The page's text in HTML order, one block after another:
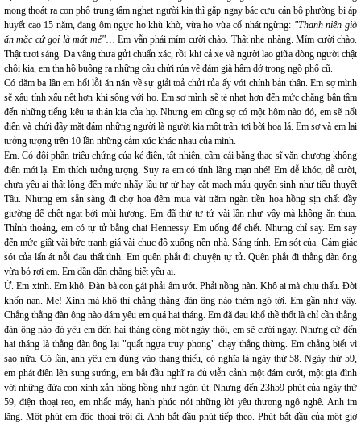
mong thoát ra con phố trung tâm nghẹt người kia thì gặp ngay bác cựu cán bộ phường bị áp
huyết cao 15 năm, đang ôm ngực ho khù khờ, vừa ho vừa cố nhát ngừng: "Thanh niên giờ
ăn mặc cứ gọi là mát mẻ"… Em vẫn phải mỉm cười chào. Thật nhẹ nhàng. Mỉm cười chào.
Thật tươi sáng. Dạ vâng thưa gửi chuẩn xác, rồi khi cả xe và người lao giữa dòng người chật
chội kia, em tha hồ buông ra những câu chửi rủa về đám già hâm dở trong ngõ phố cũ.
Có dăm ba lần em hối lỗi ăn năn về sự giải toả chửi rủa ấy với chính bản thân. Em sợ mình
sẽ xấu tính xấu nết hơn khi sống với họ. Em sợ mình sẽ tẻ nhạt hơn đến mức chẳng bận tâm
đến những tiếng kêu ta thán kia của họ. Nhưng em cũng sợ có một hôm nào đó, em sẽ nổi
điên và chửi đầy mặt đám những người là người kia một trận tơi bời hoa lá. Em sợ và em lại
tưởng tượng trên 10 lần những cảm xúc khác nhau của mình.
Em. Có đôi phần triệu chứng của kẻ điên, tất nhiên, cầm cái bằng thạc sĩ văn chương không
điên mới lạ. Em thích tưởng tượng. Suy ra em có tính lãng mạn nhé! Em dễ khóc, dễ cười,
chưa yêu ai thật lòng đến mức nhẩy lầu tự tử hay cắt mạch máu quyên sinh như tiểu thuyết
Tầu. Nhưng em sẵn sàng đi chợ hoa đêm mua vài trăm ngàn tiền hoa hồng sịn chất đầy
giường để chết ngạt bởi mùi hương. Em đã thử tự tử vài lần như vậy mà không ăn thua.
Thỉnh thoảng, em có tự tử bằng chai Hennessy. Em uống để chết. Nhưng chỉ say. Em say
đến mức giật vài bức tranh giá vài chục đô xuống nền nhà. Sáng tỉnh. Em sót của. Cảm giác
sót của lấn át nỗi đau thất tình. Em quên phắt đi chuyện tự tử. Quên phắt đi thằng đàn ông
vừa bỏ rơi em. Em dần dần chẳng biết yêu ai.
Ừ. Em xinh. Em khô. Đàn bà con gái phải ẩm ướt. Phải nồng nàn. Khô ai mà chịu thấu. Đời
khốn nạn. Mẹ! Xinh mà khô thì chẳng thằng đàn ông nào thèm ngó tới. Em gần như vậy.
Chẳng thằng đàn ông nào dám yêu em quá hai tháng. Em đã đau khổ thề thốt là chỉ cần thằng
đàn ông nào đó yêu em đến hai tháng cộng một ngày thôi, em sẽ cưới ngay. Nhưng cứ đến
hai tháng là thằng đàn ông lại "quất ngựa truy phong" chạy thẳng thừng. Em chẳng biết vì
sao nữa. Có lần, anh yêu em đúng vào tháng thiếu, có nghĩa là ngày thứ 58. Ngày thứ 59,
em phát điên lên sung sướng, em bắt đầu nghĩ ra đủ viễn cảnh một đám cưới, một gia đình
với những đứa con xinh xắn hồng hồng như ngón út. Nhưng đến 23h59 phút của ngày thứ
59, điện thoại reo, em nhấc máy, hạnh phúc nói những lời yêu thương ngô nghê. Anh im
lặng. Một phút em độc thoại trôi đi. Anh bắt đầu phút tiếp theo. Phút bắt đầu của một giờ